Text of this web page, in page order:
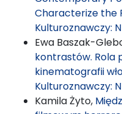
Characterize the
Kulturoznawczy:
Ewa Baszak-
kontrastów. Rola
kinematografii
Kulturoznawczy:
Kamila Żyto,